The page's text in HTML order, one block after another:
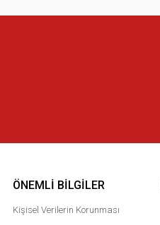
ÖNEMLI BILGILER
Kişisel Verilerin Korunması